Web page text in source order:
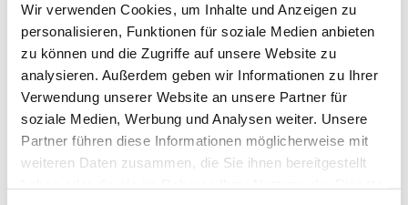
Wir verwenden Cookies, um Inhalte und Anzeigen zu
personalisieren, Funktionen für soziale Medien anbieten
zu können und die Zugriffe auf unsere Website zu
analysieren. Außerdem geben wir Informationen zu Ihrer
Verwendung unserer Website an unsere Partner für
soziale Medien, Werbung und Analysen weiter. Unsere
Partner führen diese Informationen möglicherweise mit
weiteren Daten zusammen, die Sie ihnen bereitgestellt
Switch-disconnector-fuses NH
Switch-disconnectors (without fuses)
Adapters
Electronic Components
Laminated flexible copper busbars
Special solutions for busbar systems
System 60Classic, 4-pole